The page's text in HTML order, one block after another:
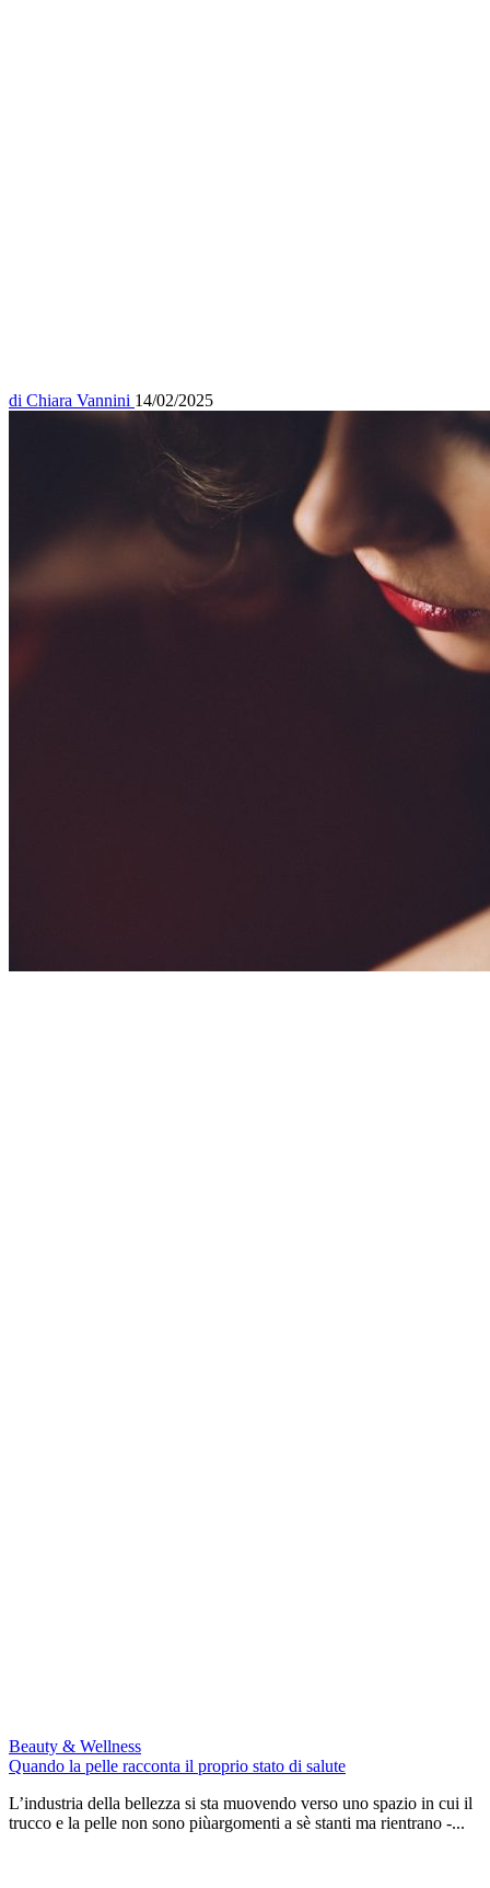
di Chiara Vannini 14/02/2025
Beauty & Wellness
Quando la pelle racconta il proprio stato di salute
L’industria della bellezza si sta muovendo verso uno spazio in cui il
trucco e la pelle non sono piùargomenti a sè stanti ma rientrano -...